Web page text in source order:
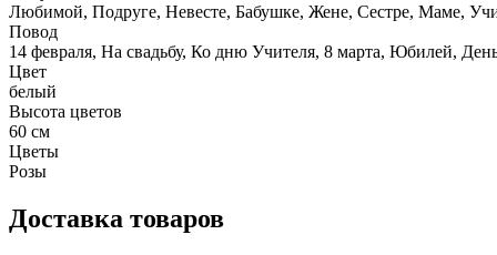
Любимой, Подруге, Невесте, Бабушке, Жене, Сестре, Маме,
Повод
14 февраля, На свадьбу, Ко дню Учителя, 8 марта, Юбилей,
Цвет
белый
Высота цветов
60 см
Цветы
Розы
Доставка товаров